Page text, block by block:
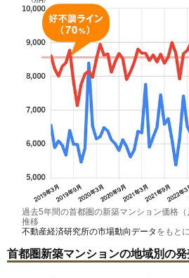
過去5年間の首都圏の新築マンション価格
推移
不動産経済研究所の市場動向データ をもと
首都圏新築マンションの地域別の